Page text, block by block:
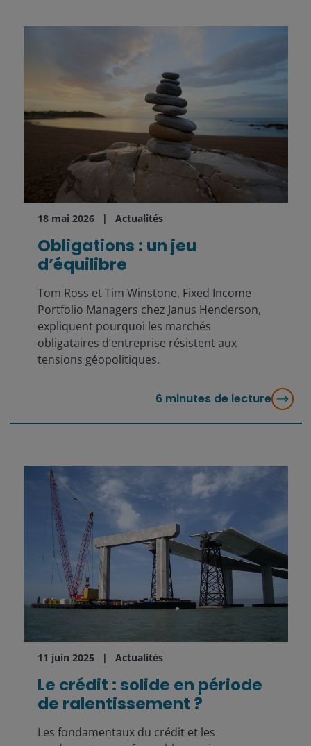
18 mai 2026 Actualités
Obligations : un jeu
d’équilibre
Tom Ross et Tim Winstone, Fixed Income
Portfolio Managers chez Janus Henderson,
expliquent pourquoi les marchés
obligataires d’entreprise résistent aux
tensions géopolitiques.
6 minutes de lecture
11 juin 2025 Actualités
Le crédit : solide en période
de ralentissement ?
Les fondamentaux du crédit et les